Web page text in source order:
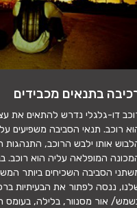
בתנאים מכבידים
דו-גלגלי נדרש להתאים את
רוכב. תנאי הסביבה משפיעים
אותו ילבש הרוכב, התנהגות
המופלאה עליה הוא רוכב.
הסביבה השכיחים ביותר
ננסה לפתור את הבעיתיות
אור מסנוור, בלילה, בעומס